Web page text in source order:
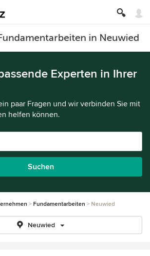
in Neuwied
Experten in Ihrer
paar Fragen und wir verbinden Sie mit
helfen können.
Suchen
Fundamentarbeiten Neuwied
Neuwied